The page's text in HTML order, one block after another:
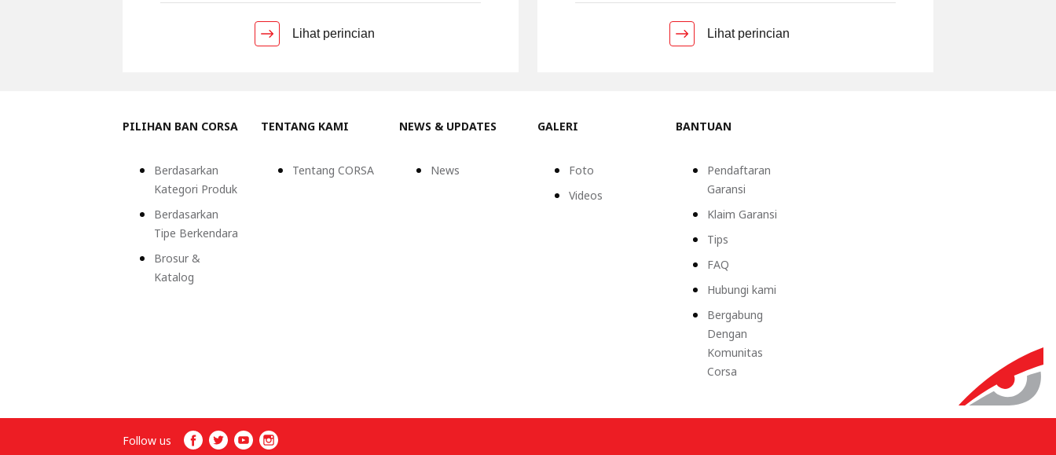
Lihat perincian Lihat perincian
PILIHAN BAN CORSA
Berdasarkan
Kategori Produk
Berdasarkan
Tipe Berkendara
Brosur &
Katalog
TENTANG KAMI
Tentang CORSA
NEWS & UPDATES
News
GALERI
Foto
Videos
BANTUAN
Pendaftaran
Garansi
Klaim Garansi
Tips
FAQ
Hubungi kami
Bergabung
Dengan
Komunitas
Corsa
Follow us